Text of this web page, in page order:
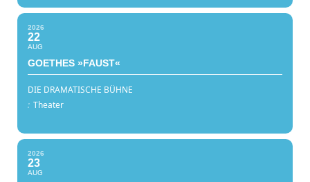
2026
22
AUG
GOETHES »FAUST«
DIE DRAMATISCHE BÜHNE
: Theater
2026
23
AUG